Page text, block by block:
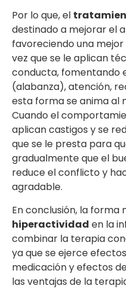
Por lo que, el
destinado a mejorar el
favoreciendo una
vez que se le aplican
conducta, fomentando
(alabanza), atención,
esta forma se anima al
Cuando el
aplican castigos y se
que se le presta para
gradualmente que el
reduce el conflicto y
agradable.
En conclusión, la
hiperactividad en la
combinar la terapia
ya que se ejerce
medicación y efectos
las ventajas de la